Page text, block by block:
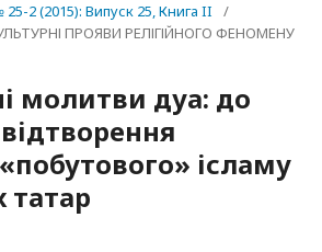
2 (2015): Випуск 25, Книга II
/
ПРОЯВИ РЕЛІГІЙНОГО ФЕНОМЕНУ
молитви дуа: до
ісламу
татар